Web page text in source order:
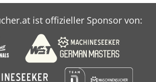
ist offizieller Sponsor von: